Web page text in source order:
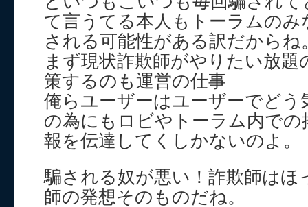
て言うてる本人もトーラムの
される可能性がある訳だからね
まず現状詐欺師がやりたい放
策するのも運営の仕事
俺らユーザーはユーザーでどう
の為にもロビやトーラム内での
報を伝達してくしかないのよ。
騙される奴が悪い！詐欺師はほ
師の発想そのものだね。